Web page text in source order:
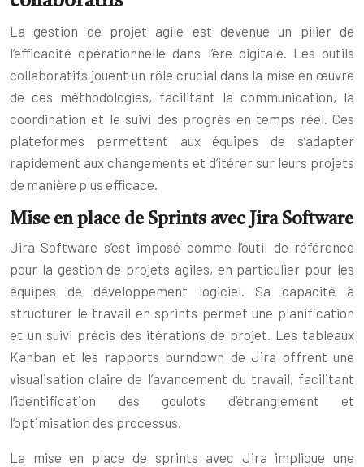
La gestion de projet agile est devenue un pilier de
l’efficacité opérationnelle dans l’ère digitale. Les outils
collaboratifs jouent un rôle crucial dans la mise en œuvre
de ces méthodologies, facilitant la communication, la
coordination et le suivi des progrès en temps réel. Ces
plateformes permettent aux équipes de s’adapter
rapidement aux changements et d’itérer sur leurs projets
de manière plus efficace.
Mise en place de Sprints avec Jira Software
Jira Software s’est imposé comme l’outil de référence
pour la gestion de projets agiles, en particulier pour les
équipes de développement logiciel. Sa capacité à
structurer le travail en sprints permet une planification
et un suivi précis des itérations de projet. Les tableaux
Kanban et les rapports burndown de Jira offrent une
visualisation claire de l’avancement du travail, facilitant
l’identification des goulots d’étranglement et
l’optimisation des processus.
La mise en place de sprints avec Jira implique une